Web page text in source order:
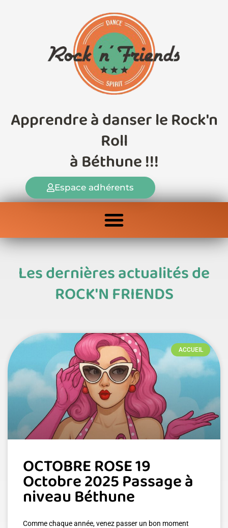
Apprendre à danser le Rock'n
Roll
à Béthune !!!
Espace adhérents
Les dernières actualités de
ROCK'N FRIENDS
ACCUEIL
OCTOBRE ROSE 19
Octobre 2025 Passage à
niveau Béthune
Comme chaque année, venez passer un bon moment